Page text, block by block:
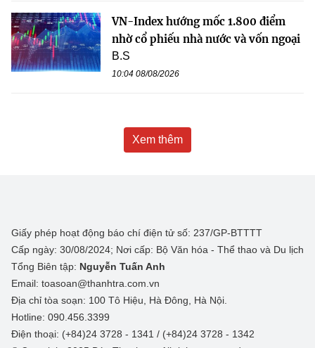
VN-Index hướng mốc 1.800 điểm
nhờ cổ phiếu nhà nước và vốn ngoại
B.S
10:04 08/08/2026
Xem thêm
Giấy phép hoạt động báo chí điện tử số: 237/GP-BTTTT
Cấp ngày: 30/08/2024; Nơi cấp: Bộ Văn hóa - Thể thao và Du lịch
Tổng Biên tập: Nguyễn Tuấn Anh
Email: toasoan@thanhtra.com.vn
Địa chỉ tòa soạn: 100 Tô Hiệu, Hà Đông, Hà Nội.
Hotline: 090.456.3399
Điện thoại: (+84)24 3728 - 1341 / (+84)24 3728 - 1342